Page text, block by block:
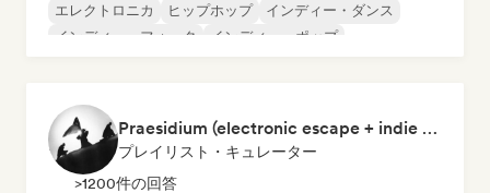
エレクトロニカ
ヒップホップ
インディー・ダンス
インディー・フォーク
インディー・ポップ
Praesidium (electronic escape + indie electronic + sad songs for doomers)
プレイリスト・キュレーター
>1200件の回答